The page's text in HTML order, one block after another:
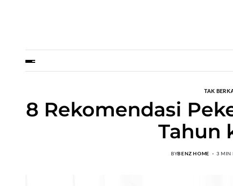
TAK
8 Rekomendasi
Tahun
BYBENZ HOME 3 MIN